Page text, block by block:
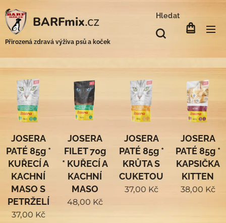
BARFmix.cz
Přirozená zdravá výživa psů a koček
Hledat
JOSERA
PATÉ 85g *
KUŘECÍ A
KACHNÍ
MASO S
PETRŽELÍ
37,00 Kč
JOSERA
FILET 70g
* KUŘECÍ A
KACHNÍ
MASO
48,00 Kč
JOSERA
PATÉ 85g *
KRŮTA S
CUKETOU
37,00 Kč
JOSERA
PATÉ 85g *
KAPSIČKA
KITTEN
38,00 Kč